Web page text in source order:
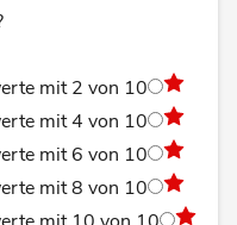
mit 2 von 10
mit 4 von 10
mit 6 von 10
mit 8 von 10